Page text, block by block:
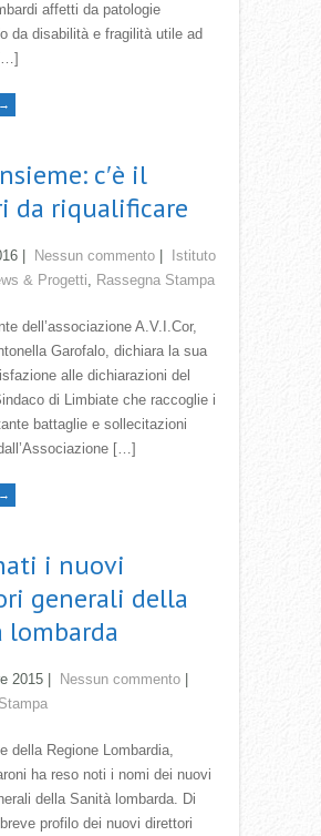
affetti da patologie
da disabilità e fragilità utile ad
c′è il
da riqualificare
Nessun commento
Istituto
& Progetti, Rassegna Stampa
dell’associazione A.V.I.Cor,
Garofalo, dichiara la sua
alle dichiarazioni del
di Limbiate che raccoglie i
battaglie e sollecitazioni
[…]
i nuovi
generali della
lombarda
2015 Nessun commento
della Regione Lombardia,
ha reso noti i nomi dei nuovi
della Sanità lombarda. Di
profilo dei nuovi direttori